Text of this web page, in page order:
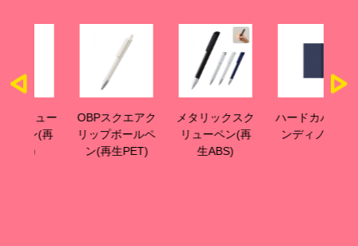
OBPスクエアク
リップボールペ
ン(再生PET)
メタリックスク
リューペン(再
生ABS)
ハードカバーハ
ンディノート